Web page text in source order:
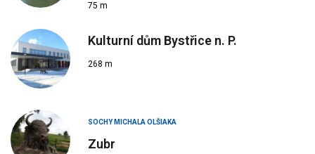
75 m
Kulturní dům Bystřice n. P.
268 m
SOCHY MICHALA OLŠIAKA
Zubr